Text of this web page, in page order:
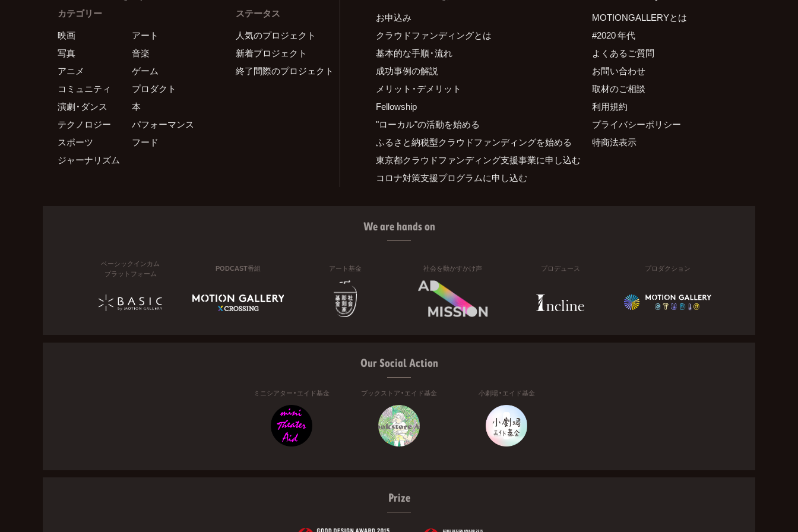
カテゴリー
映画
アート
写真
音楽
アニメ
ゲーム
コミュニティ
プロダクト
演劇・ダンス
本
テクノロジー
パフォーマンス
スポーツ
フード
ジャーナリズム
ステータス
人気のプロジェクト
新着プロジェクト
終了間際のプロジェクト
お申込み
クラウドファンディングとは
基本的な手順・流れ
成功事例の解説
メリット・デメリット
Fellowship
"ローカル"の活動を始める
ふるさと納税型クラウドファンディングを始める
東京都クラウドファンディング支援事業に申し込む
コロナ対策支援プログラムに申し込む
MOTIONGALLERYとは
#2020 年代
よくあるご質問
お問い合わせ
取材のご相談
利用規約
プライバシーポリシー
特商法表示
We are hands on
ベーシックインカム
プラットフォーム
PODCAST番組 アート基金 社会を動かすかけ声 プロデュース プロダクション
Our Social Action
ミニシアター・エイド基金 ブックストア・エイド基金 小劇場・エイド基金
Prize